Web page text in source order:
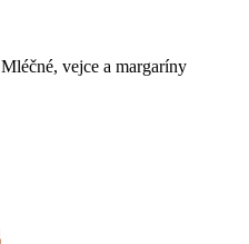
Mléčné, vejce a margaríny